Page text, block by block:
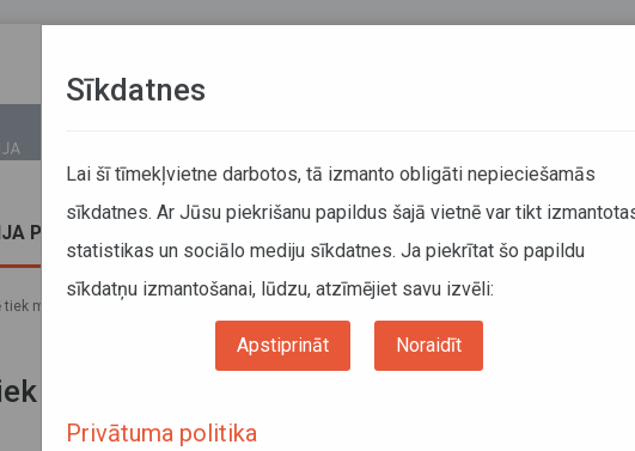
PĀRVADĀTĀJIEM
tiek mainīti vairāku reģionālo autobusu pieturu nosaukumi
mainīti vairāku reģionālo autobusu pieturu
Sīkdatnes
Lai šī tīmekļvietne darbotos, tā izmanto obligāti nepieciešamās
sīkdatnes. Ar Jūsu piekrišanu papildus šajā vietnē var tikt
statistikas un sociālo mediju sīkdatnes. Ja piekrītat šo papildu
sīkdatņu izmantošanai, lūdzu, atzīmējiet savu izvēli:
Apstiprināt Noraidīt
Privātuma politika